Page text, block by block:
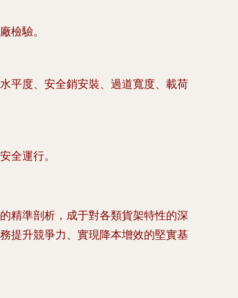
檢驗。
平度、安全銷安裝、過道寬度、載荷
全運行。
精準剖析，成于對各類貨架特性的深
提升競爭力、實現降本增效的堅實基